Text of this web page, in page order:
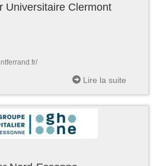
Universitaire Clermont
Lire la suite